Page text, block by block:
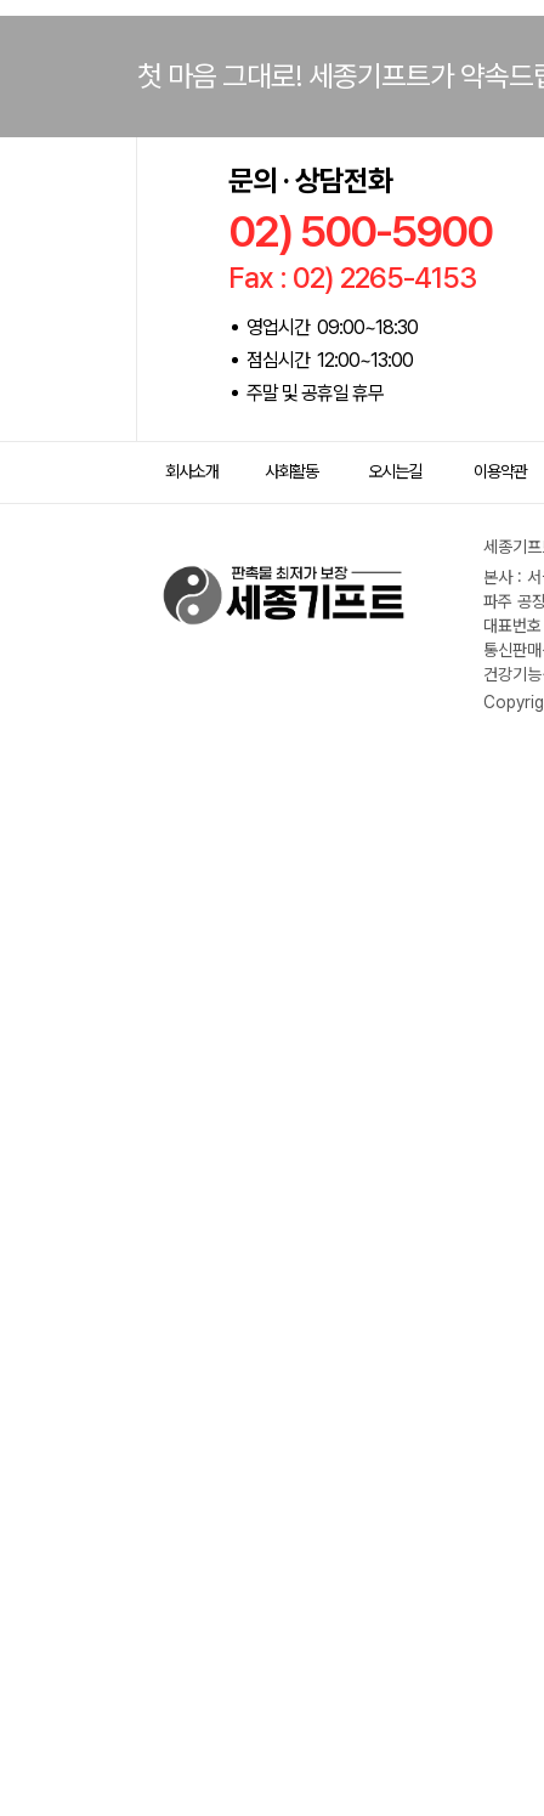
첫 마음 그대로! 세종기프트가 약속드
문의 · 상담전화
02) 500-5900
Fax : 02) 2265-4153
영업시간 09:00~18:30
점심시간 12:00~13:00
주말 및 공휴일 휴무
회사소개 사회활동 오시는길 이용약관
세종기
본사 :
파주 공
대표번
통신판
건강기